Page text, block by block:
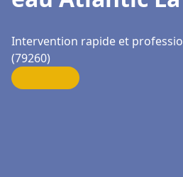
Intervention rapide et
(79260)